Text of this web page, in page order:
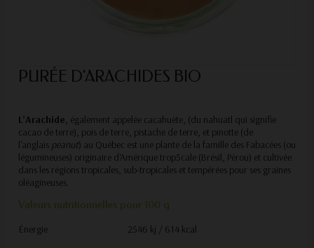
PURÉE D'ARACHIDES BIO
L’Arachide, également appelée cacahuète, (du nahuatl qui signifie
cacao de terre), pois de terre, pistache de terre, et pinotte (de
l'anglais peanut) au Québec est une plante de la famille des Fabacées (ou
légumineuses) originaire d'Amérique trop5cale (Brésil, Pérou) et cultivée
dans les régions tropicales, sub-tropicales et tempérées pour ses graines
oléagineuses.
Valeurs nutritionnelles pour 100 g
Énergie
2546 kj / 614 kcal